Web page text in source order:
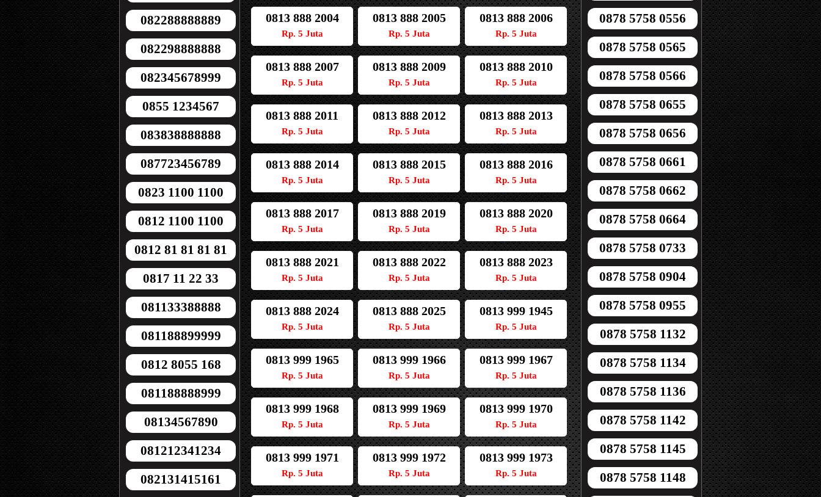
082288888889
082298888888
082345678999
0855 1234567
083838888888
087723456789
0823 1100 1100
0812 1100 1100
0812 81 81 81 81
0817 11 22 33
081133388888
081188899999
0812 8055 168
081188888999
08134567890
081212341234
082131415161
0813 888 2004
Rp. 5 Juta
0813 888 2005
Rp. 5 Juta
0813 888 2006
Rp. 5 Juta
0813 888 2007
Rp. 5 Juta
0813 888 2009
Rp. 5 Juta
0813 888 2010
Rp. 5 Juta
0813 888 2011
Rp. 5 Juta
0813 888 2012
Rp. 5 Juta
0813 888 2013
Rp. 5 Juta
0813 888 2014
Rp. 5 Juta
0813 888 2015
Rp. 5 Juta
0813 888 2016
Rp. 5 Juta
0813 888 2017
Rp. 5 Juta
0813 888 2019
Rp. 5 Juta
0813 888 2020
Rp. 5 Juta
0813 888 2021
Rp. 5 Juta
0813 888 2022
Rp. 5 Juta
0813 888 2023
Rp. 5 Juta
0813 888 2024
Rp. 5 Juta
0813 888 2025
Rp. 5 Juta
0813 999 1945
Rp. 5 Juta
0813 999 1965
Rp. 5 Juta
0813 999 1966
Rp. 5 Juta
0813 999 1967
Rp. 5 Juta
0813 999 1968
Rp. 5 Juta
0813 999 1969
Rp. 5 Juta
0813 999 1970
Rp. 5 Juta
0813 999 1971
Rp. 5 Juta
0813 999 1972
Rp. 5 Juta
0813 999 1973
Rp. 5 Juta
0878 5758 0556
0878 5758 0565
0878 5758 0566
0878 5758 0655
0878 5758 0656
0878 5758 0661
0878 5758 0662
0878 5758 0664
0878 5758 0733
0878 5758 0904
0878 5758 0955
0878 5758 1132
0878 5758 1134
0878 5758 1136
0878 5758 1142
0878 5758 1145
0878 5758 1148